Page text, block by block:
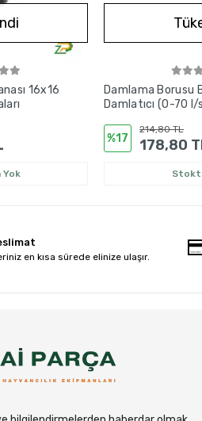
16x16
Damlama Borusu
Damlatıcı (0-70
%17
214,80 TL
178,80
en kısa sürede elinize ulaşır.